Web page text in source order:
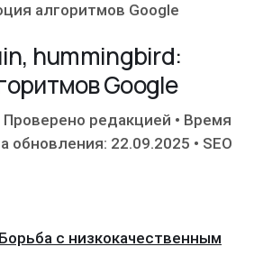
алгоритмов Google
hummingbird:
Google
Проверено редакцией • Время
обновления: 22.09.2025 • SEO
с низкокачественным